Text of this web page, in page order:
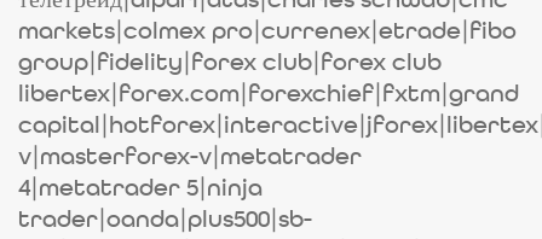
markets|colmex pro|currenex|etrade|fibo
group|fidelity|forex club|forex club
libertex|forex.com|forexchief|fxtm|grand
v|masterforex-v|metatrader
4|metatrader 5|ninja
trader|oanda|plus500|sb-